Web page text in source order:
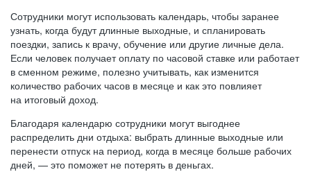
Сотрудники могут использовать календарь, чтобы заранее
узнать, когда будут длинные выходные, и спланировать
поездки, запись к врачу, обучение или другие личные дела.
Если человек получает оплату по часовой ставке или работает
в сменном режиме, полезно учитывать, как изменится
количество рабочих часов в месяце и как это повлияет
на итоговый доход.
Благодаря календарю сотрудники могут выгоднее
распределить дни отдыха: выбрать длинные выходные или
перенести отпуск на период, когда в месяце больше рабочих
дней, — это поможет не потерять в деньгах.